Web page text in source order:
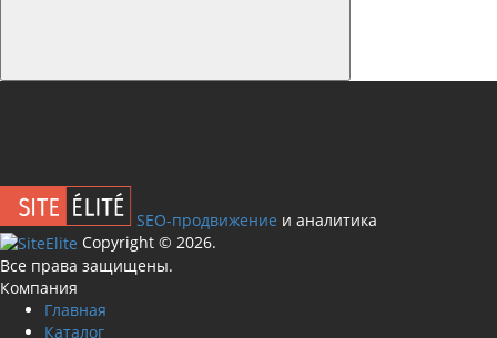
SEO-продвижение и аналитика
Сopyright © 2026.
Все права защищены.
Компания
Главная
Каталог